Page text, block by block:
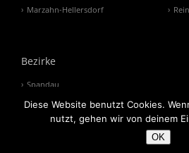
Marzahn-Hellersdorf
Bezirke
Spandau
Steglitz-Zehlendorf
Tempelhof-Schöneberg
Diese Website benutzt Cookies.
nutzt, gehen wir von deinem
OK